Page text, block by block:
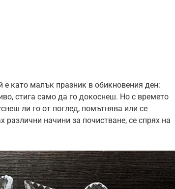
като малък празник в обикновения ден:
стига само да го докоснеш. Но с времето
ли го от поглед, помътнява или се
различни начини за почистване, се спрях на